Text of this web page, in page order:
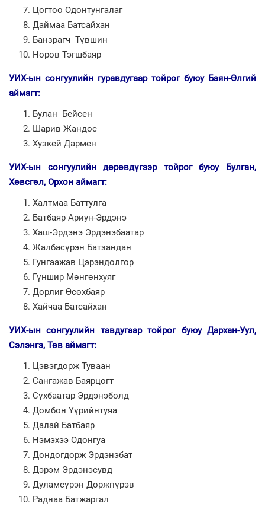
Цогтоо Одонтунгалаг
Даймаа Батсайхан
Банзрагч Түвшин
Норов Тэгшбаяр
УИХ-ын сонгуулийн гуравдугаар тойрог буюу Баян-Өлгий
аймагт:
Булан Бейсен
Шарив Жандос
Хузкей Дармен
УИХ-ын сонгуулийн дөрөвдүгээр тойрог буюу Булган,
Хөвсгөл, Орхон аймагт:
Халтмаа Баттулга
Батбаяр Ариун-Эрдэнэ
Хаш-Эрдэнэ Эрдэнэбаатар
Жалбасүрэн Батзандан
Гунгаажав Цэрэндолгор
Гүншир Мөнгөнхуяг
Дорлиг Өсөхбаяр
Хайчаа Батсайхан
УИХ-ын сонгуулийн тавдугаар тойрог буюу Дархан-Уул,
Сэлэнгэ, Төв аймагт:
Цэвэгдорж Туваан
Сангажав Баярцогт
Сүхбаатар Эрдэнэболд
Домбон Үүрийнтуяа
Далай Батбаяр
Нэмэхээ Одонгуа
Дондогдорж Эрдэнэбат
Дэрэм Эрдэнэсувд
Дуламсүрэн Доржпүрэв
Раднаа Батжаргал